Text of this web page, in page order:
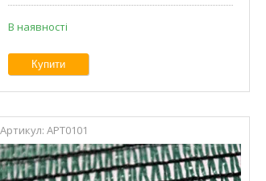
В наявності
Купити
АРТ0101